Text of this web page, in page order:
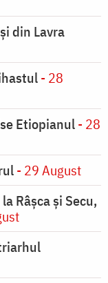
din Lavra
- 28
Etiopianul- 28
- 29 August
Râşca şi Secu,